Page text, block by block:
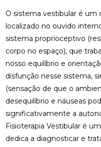
O sistema vestibular é um
localizado no ouvido
sistema proprioceptivo
corpo no espaço), que
nosso equilíbrio e
disfunção nesse sistema,
(sensação de que o
desequilíbrio e náuseas
significativamente a
Fisioterapia Vestibular é
dedica a diagnosticar e